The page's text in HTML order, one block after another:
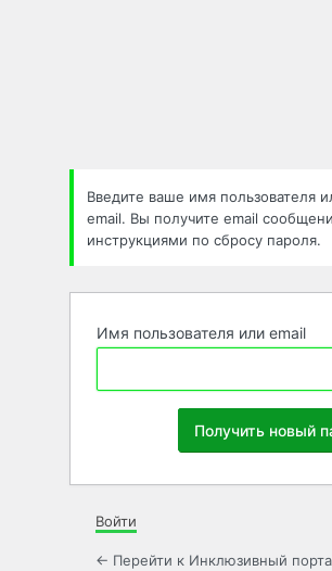
Введите ваше имя пользователя
email. Вы получите email
инструкциями по сбросу пароля.
Имя пользователя или email
Войти
← Перейти к Инклюзивный